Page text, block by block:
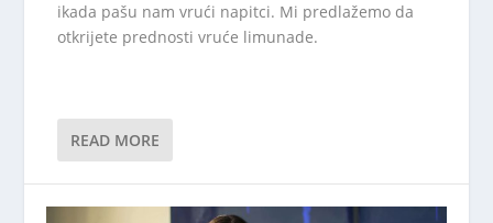
ikada pašu nam vrući napitci. Mi predlažemo da
otkrijete prednosti vruće limunade.
READ MORE